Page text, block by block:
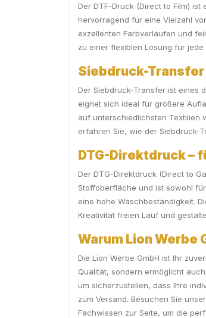
Der DTF-Druck (Direct to Film)
hervorragend für eine Vielzahl
exzellenten Farbverläufen und
zu einer flexiblen Lösung für jede
Siebdruck-
Der Siebdruck-Transfer ist eines
eignet sich ideal für größere
auf unterschiedlichsten Textilien
erfahren Sie, wie der Siebdruck-
DTG-Direktdruck –
Der DTG-Direktdruck (Direct to
Stoffoberfläche und ist sowohl
eine hohe Waschbeständigkeit.
Kreativität freien Lauf und
Warum Lion Werbe
Die Lion Werbe GmbH ist Ihr
Qualität, sondern ermöglicht
um sicherzustellen, dass Ihre
zum Versand. Besuchen Sie
Fachwissen zur Seite, um die